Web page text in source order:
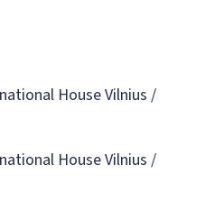
House Vilnius /
House Vilnius /